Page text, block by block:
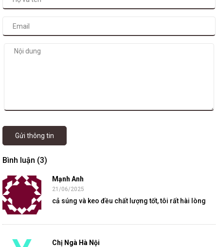
Gửi thông tin
Bình luận (3)
Mạnh Anh
21/06/2025
cả súng và keo đều chất lượng tốt, tôi rất hài lòng
Chị Ngà Hà Nội